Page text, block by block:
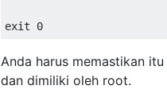
Anda harus memastikan
dan dimiliki oleh root.